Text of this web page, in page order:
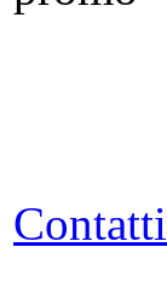
Contatti